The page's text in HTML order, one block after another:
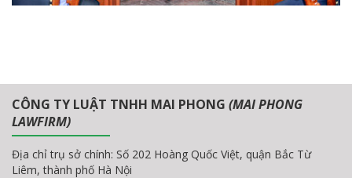
CÔNG TY LUẬT TNHH MAI PHONG (MAI PHONG
LAWFIRM)
Địa chỉ trụ sở chính: Số 202 Hoàng Quốc Việt, quận Bắc Từ
Liêm, thành phố Hà Nội